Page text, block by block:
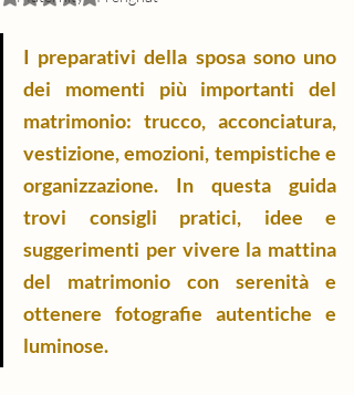
I preparativi della sposa sono uno
dei momenti più importanti del
matrimonio: trucco, acconciatura,
vestizione, emozioni, tempistiche e
organizzazione. In questa guida
trovi consigli pratici, idee e
suggerimenti per vivere la mattina
del matrimonio con serenità e
ottenere fotografie autentiche e
luminose.